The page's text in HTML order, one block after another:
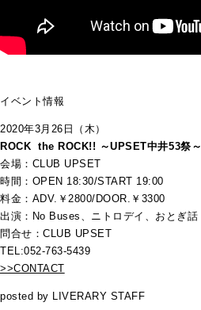
イベント情報
2020年3月26日（木）
ROCK the ROCK!! ～UPSET中井53祭～
会場：CLUB UPSET
時間：OPEN 18:30/START 19:00
料金：ADV.￥2800/DOOR.￥3300
出演：No Buses、ニトロデイ、おとぎ話
問合せ：CLUB UPSET
TEL:052-763-5439
>>CONTACT
posted by LIVERARY STAFF